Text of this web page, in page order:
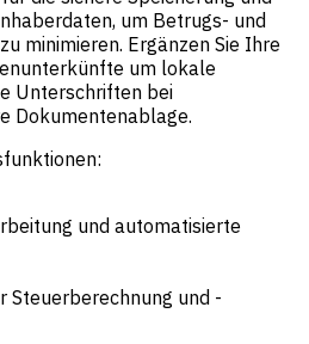
um Betrugs- und
minimieren. Ergänzen Sie Ihre
um lokale
Unterschriften bei
Dokumentenablage.
und automatisierte
Steuerberechnung und -